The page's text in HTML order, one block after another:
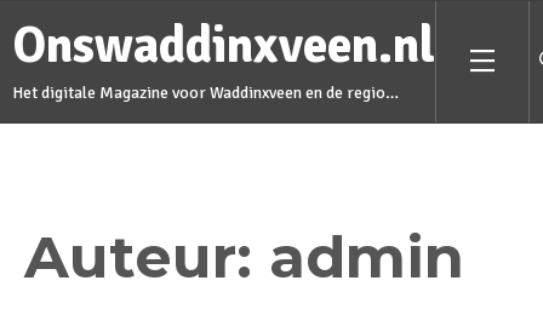
to
content
Onswaddinxveen.nl
Het digitale Magazine voor Waddinxveen en de regio…
Auteur: admin